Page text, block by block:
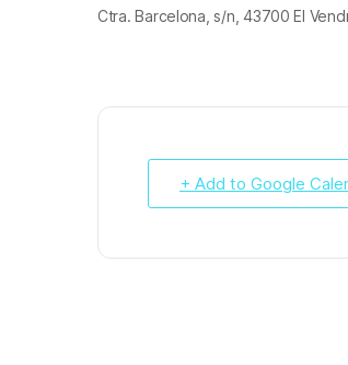
Ctra. Barcelona, s/n, 43700 El
+ Add to Google